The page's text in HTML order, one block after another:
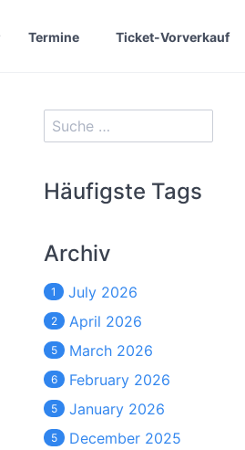
Termine Ticket-Vorverkauf
Häufigste Tags
Archiv
1 July 2026
2 April 2026
5 March 2026
6 February 2026
5 January 2026
5 December 2025